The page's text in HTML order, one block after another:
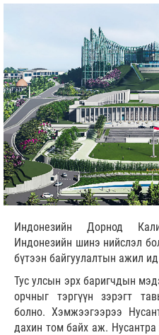
Индонезийн Дорнод
Индонезийн шинэ нийслэл
бүтээн байгуулалтын ажил
Тус улсын эрх баригчдын
орчныг тэргүүн зэрэгт
болно. Хэмжээгээрээ
дахин том байх аж.